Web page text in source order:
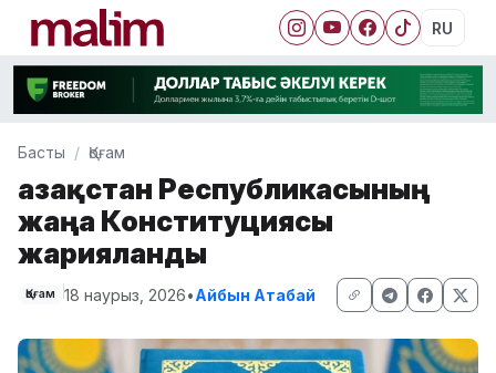
RU
Басты Қоғам
Қазақстан Республикасының
жаңа Конституциясы
жарияланды
Қоғам 18 наурыз, 2026•Айбын Атабай